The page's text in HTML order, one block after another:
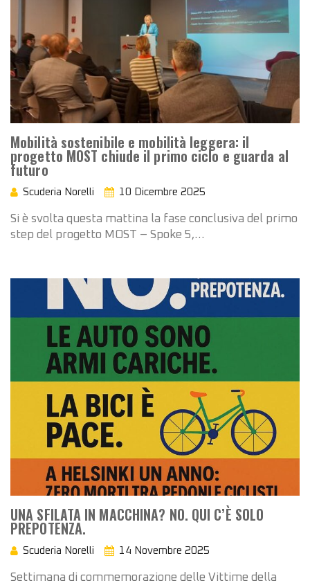
Mobilità sostenibile e mobilità leggera: il
progetto MOST chiude il primo ciclo e guarda al
futuro
Scuderia Norelli 10 Dicembre 2025
Si è svolta questa mattina la fase conclusiva del primo
step del progetto MOST – Spoke 5,…
UNA SFILATA IN MACCHINA? NO. QUI C’È SOLO
PREPOTENZA.
Scuderia Norelli 14 Novembre 2025
Settimana di commemorazione delle Vittime della